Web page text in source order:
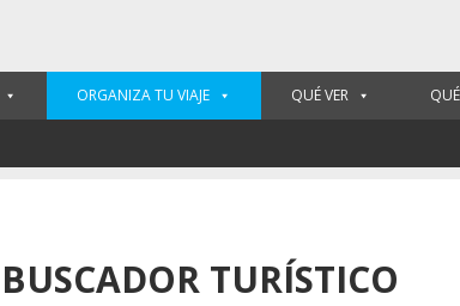
ORGANIZA TU VIAJE QUÉ VER
BUSCADOR TURÍSTICO